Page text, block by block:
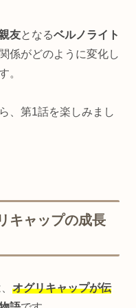
友となるベルノライト
係がどのように変化し
。
、第1話を楽しみまし
キャップの成長
オグリキャップが伝